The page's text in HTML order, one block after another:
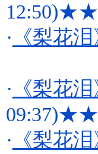
12:50)
· 《梨花
· 《梨花
09:37)
· 《梨花